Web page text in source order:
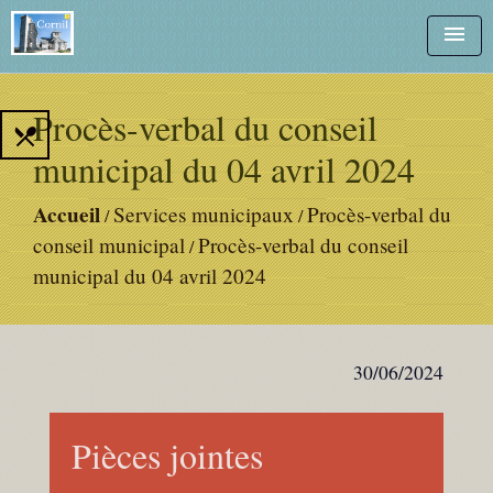
menu
Procès-verbal du conseil
municipal du 04 avril 2024
Accueil/Services municipaux/Procès-verbal du
conseil municipal/Procès-verbal du conseil
municipal du 04 avril 2024
local_dining
30/06/2024
Pièces jointes